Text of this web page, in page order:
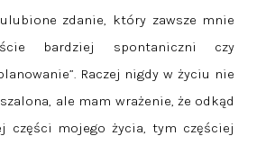
zdanie, który zawsze mnie
bardziej spontaniczni czy
Raczej nigdy w życiu nie
ale mam wrażenie, że odkąd
części mojego życia, tym częściej